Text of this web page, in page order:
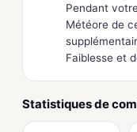
Pendant
Météore de
Faiblesse et
Statistiques de